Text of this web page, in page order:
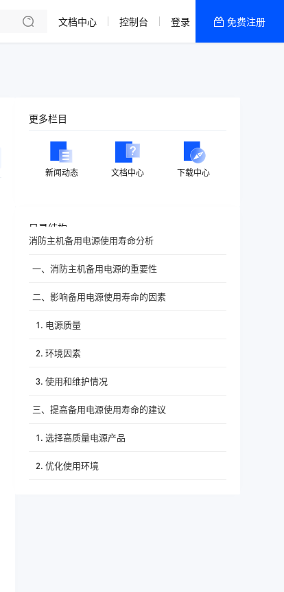
文档中心 控制台 登录 免费注册
更多栏目
新闻动态 文档中心 下载中心
目录结构
消防主机备用电源使用寿命分析
一、消防主机备用电源的重要性
二、影响备用电源使用寿命的因素
1. 电源质量
2. 环境因素
3. 使用和维护情况
三、提高备用电源使用寿命的建议
1. 选择高质量电源产品
2. 优化使用环境